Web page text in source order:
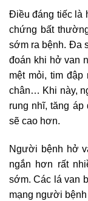
Điều đáng tiếc là
chứng bất
sớm ra bệnh. Đa
đoán khi hở van
mệt mỏi, tim đập
chân… Khi này,
rung nhĩ, tăng
sẽ cao hơn.
Người bệnh hở
ngắn hơn rất
sớm. Các lá van
mạng người